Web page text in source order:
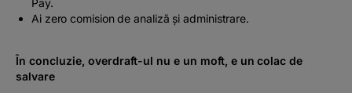
Pay.
Ai zero comision de analiză și administrare.
În concluzie, overdraft-ul nu e un moft, e un colac de
salvare